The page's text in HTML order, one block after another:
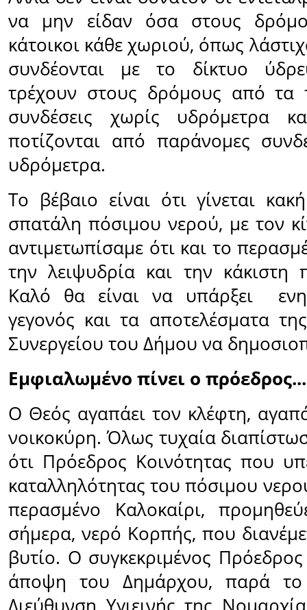
να μην είδαν όσα στους
κάτοικοι κάθε χωριού, όπως
συνδέονται με το δίκτυο
τρέχουν στους δρόμους από τα
συνδέσεις χωρίς υδρόμετρα
ποτίζονται από παράνομες
υδρόμετρα.
Το βέβαιο είναι ότι γίνεται
σπατάλη πόσιμου νερού, με τον
αντιμετωπίσαμε ότι και το
την λειψυδρία και την κάκιστη
Καλό θα είναι να υπάρξει
γεγονός και τα αποτελέσματα
Συνεργείου του Δήμου να
Εμφιαλωμένο πίνει ο πρόεδρος...
Ο Θεός αγαπάει τον κλέφτη,
νοικοκύρη. Όλως τυχαία
ότι Πρόεδρος Κοινότητας που
καταλληλότητας του πόσιμου
περασμένο Καλοκαίρι,
σήμερα, νερό Κορπής, που
βυτίο. Ο συγκεκριμένος
άποψη του Δημάρχου, παρά το